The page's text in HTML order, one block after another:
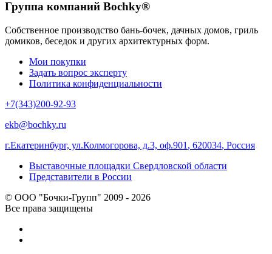
Группа компаний Bochky®
Собственное производство бань-бочек, дачных домов, гриль
домиков, беседок и других архитектурных форм.
Мои покупки
Задать вопрос эксперту
Политика конфиденциальности
+7(343)200-92-93
ekb@bochky.ru
г.Екатеринбург, ул.Колмогорова, д.3, оф.901 , 620034, Россия
Выставочные площадки Свердловской области
Представители в России
© ООО "Бочки-Групп" 2009 - 2026
Все права защищены